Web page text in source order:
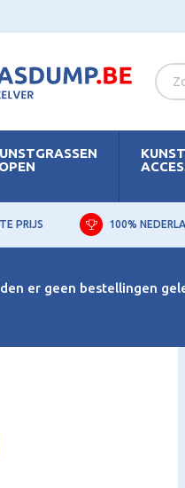
PRIJS 100%
er geen bestellingen